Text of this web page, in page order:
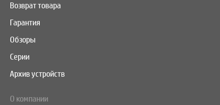
Возврат товара
Гарантия
Обзоры
Серии
Архив устройств
О компании